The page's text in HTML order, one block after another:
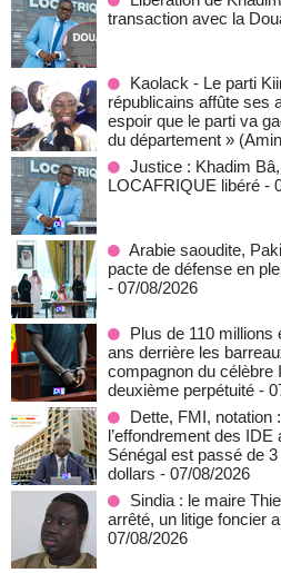
transaction avec la
Kaolack - Le parti
républicains affûte ses
espoir que le parti va
du département »
Justice : Khadim
LOCAFRIQUE libéré -
Arabie saoudite,
pacte de défense en
- 07/08/2026
Plus de 110 millions
ans derrière les
compagnon du célèbre
deuxième perpétuité -
Dette, FMI, notation
l’effondrement des
Sénégal est passé de
dollars - 07/08/2026
Sindia : le maire
arrêté, un litige foncier
07/08/2026